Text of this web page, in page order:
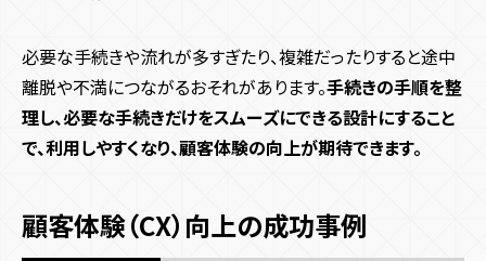
必要な手続きや流れが多すぎたり、複雑だったりすると途中
離脱や不満につながるおそれがあります。手続きの手順を整
理し、必要な手続きだけをスムーズにできる設計にすること
で、利用しやすくなり、顧客体験の向上が期待できます。
顧客体験（CX）向上の成功事例